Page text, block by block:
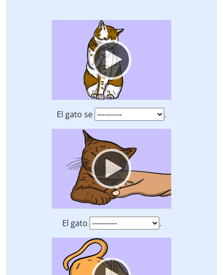
Video
Player
El gato se
.
Player
El gato
.
Player